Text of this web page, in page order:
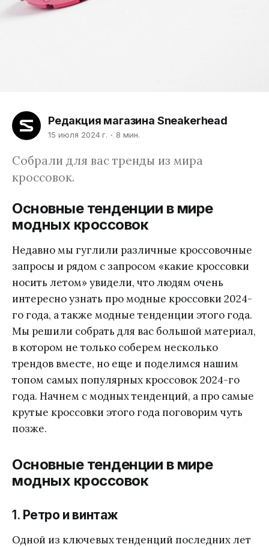
Редакция магазина Sneakerhead
15 июля 2024 г. 8 мин.
Собрали для вас тренды из мира
кроссовок.
Основные тенденции в мире
модных кроссовок
Недавно мы гуглили различные кроссовочные
запросы и рядом с запросом «какие кроссовки
носить летом» увидели, что людям очень
интересно узнать про модные кроссовки 2024-
го года, а также модные тенденции этого года.
Мы решили собрать для вас большой материал,
в котором не только соберем несколько
трендов вместе, но еще и поделимся нашим
топом самых популярных кроссовок 2024-го
года. Начнем с модных тенденций, а про самые
крутые кроссовки этого года поговорим чуть
позже.
Основные тенденции в мире
модных кроссовок
1. Ретро и винтаж
Одной из ключевых тенденций последних лет